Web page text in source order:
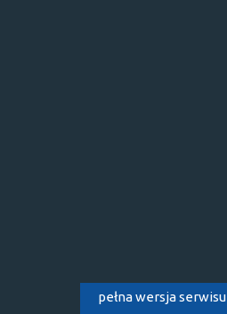
pełna wersja serwisu